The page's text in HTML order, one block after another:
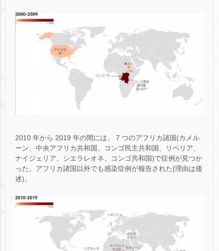
2010 年から 2019 年の間には、 7 つのアフリカ諸国(カメル
ーン、中央アフリカ共和国、コンゴ民主共和国、リベリア、
ナイジェリア、シエラレオネ、コンゴ共和国)で症例が見つか
った。アフリカ諸国以外でも感染症例が報告された(理由は後
述)。